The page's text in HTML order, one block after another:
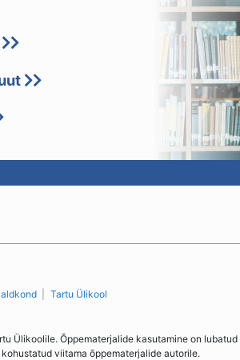
Tartu Ülikool
Ülikoolile. Õppematerjalide kasutamine on
viitama õppematerjalide autorile.